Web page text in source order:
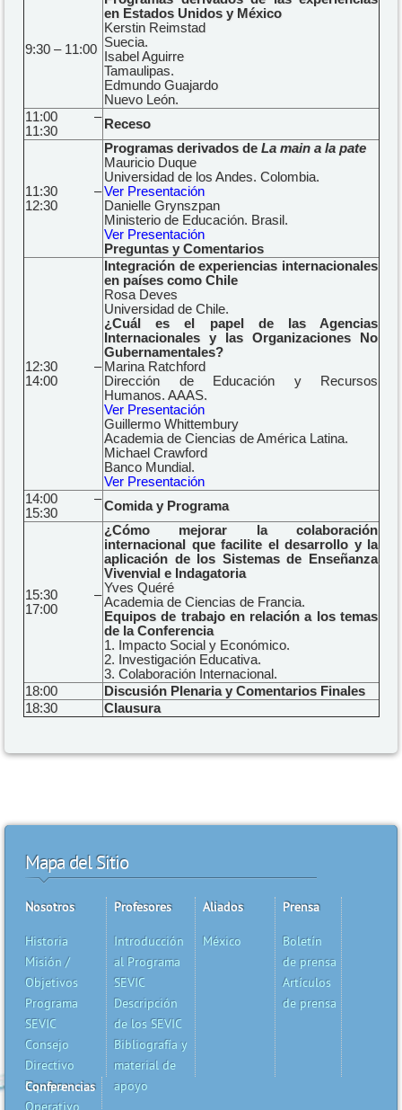
9:30 – 11:00
en Estados Unidos y México
Kerstin Reimstad
Suecia.
Isabel Aguirre
Tamaulipas.
Edmundo Guajardo
Nuevo León.
11:00 –
11:30
Receso
11:30 –
12:30
Programas derivados de La main a la pate
Mauricio Duque
Universidad de los Andes. Colombia.
Ver Presentación
Danielle Grynszpan
Ministerio de Educación. Brasil.
Ver Presentación
Preguntas y Comentarios
12:30 –
14:00
Integración de experiencias internacionales
en países como Chile
Rosa Deves
Universidad de Chile.
¿Cuál es el papel de las Agencias
Internacionales y las Organizaciones No
Gubernamentales?
Marina Ratchford
Dirección de Educación y Recursos
Humanos. AAAS.
Ver Presentación
Guillermo Whittembury
Academia de Ciencias de América Latina.
Michael Crawford
Banco Mundial.
Ver Presentación
14:00 –
15:30
Comida y Programa
15:30 –
17:00
¿Cómo mejorar la colaboración
internacional que facilite el desarrollo y la
aplicación de los Sistemas de Enseñanza
Vivenvial e Indagatoria
Yves Quéré
Academia de Ciencias de Francia.
Equipos de trabajo en relación a los temas
de la Conferencia
1. Impacto Social y Económico.
2. Investigación Educativa.
3. Colaboración Internacional.
18:00
Discusión Plenaria y Comentarios Finales
18:30
Clausura
Mapa del Sitio
Nosotros
Historia
Misión /
Objetivos
Programa
SEVIC
Consejo
Directivo
Equipo
Operativo
Profesores
Introducción
al Programa
SEVIC
Descripción
de los SEVIC
Bibliografía y
material de
apoyo
Aliados
México
Prensa
Boletín
de prensa
Artículos
de prensa
Conferencias